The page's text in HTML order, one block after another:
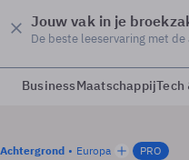
Jouw vak in je
De beste leeservaring met de
BusinessMaatschappijTech
Achtergrond Europa
PRO